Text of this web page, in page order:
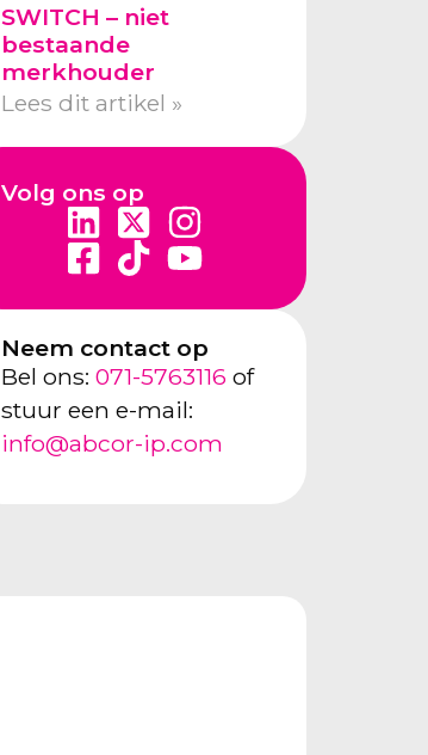
SWITCH – niet
bestaande
merkhouder
Lees dit artikel »
Volg ons op
Neem contact op
Bel ons: 071-5763116 of
stuur een e-mail:
info@abcor-ip.com